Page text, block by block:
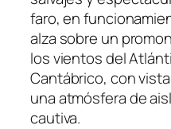
faro, en
alza sobre un
los vientos del
Cantábrico, con
una atmósfera de
cautiva.